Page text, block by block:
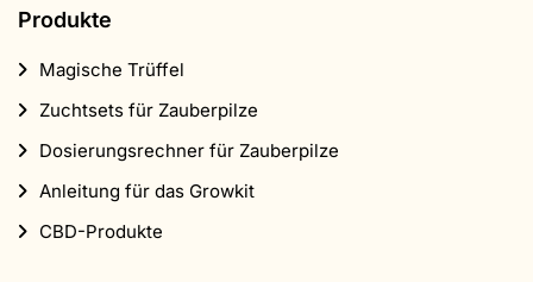
Produkte
Magische Trüffel
Zuchtsets für Zauberpilze
Dosierungsrechner für Zauberpilze
Anleitung für das Growkit
CBD-Produkte